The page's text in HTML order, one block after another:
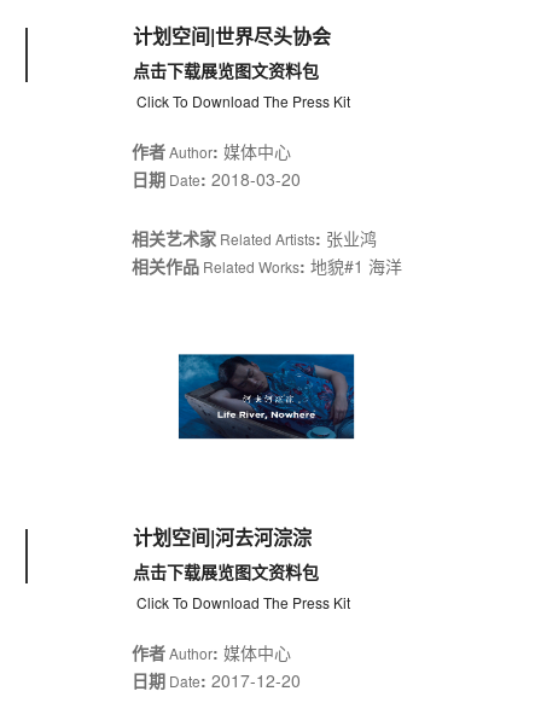
计划空间|世界尽头协会
点击下载展览图文资料包
Click To Download The Press Kit
作者Author: 媒体中心
日期 Date: 2018-03-20
相关艺术家 Related Artists: 张业鸿
相关作品 Related Works: 地貌#1 海洋
计划空间|河去河淙淙
点击下载展览图文资料包
Click To Download The Press Kit
作者Author: 媒体中心
日期 Date: 2017-12-20